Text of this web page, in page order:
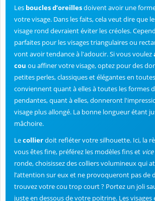
Les boucles d’oreillesdoivent avoir une
votre visage. Dans les faits, cela veut dire que
visage rond devraient éviter les créoles.
parfaites pour les visages triangulaires ou
vont avoir tendance à l'adoucir. Si vous voulez
cou ou affiner votre visage, optez pour des
petites perles, classiques et élégantes en
conviennent quant à elles à toutes les formes
pendantes, quant à elles, donneront
visage plus allongé. La bonne longueur étant
mâchoire.
Lecollierdoit refléter votre silhouette. Ici, la
vous êtes fine, préférez les modèles fins et
ronde, choisissez des colliers volumineux qui
l’attention sur eux et ne provoqueront pas de
trouvez votre cou trop court ? Portez un joli
juste en dessous de votre poitrine. Les visages